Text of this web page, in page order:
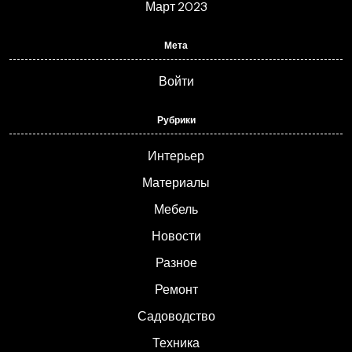
Март 2023
Мета
Войти
Рубрики
Интерьер
Материалы
Мебель
Новости
Разное
Ремонт
Садоводство
Техника